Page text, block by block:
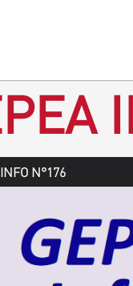
n°177
2019
TÉLÉCHARGEZ LE
N°176